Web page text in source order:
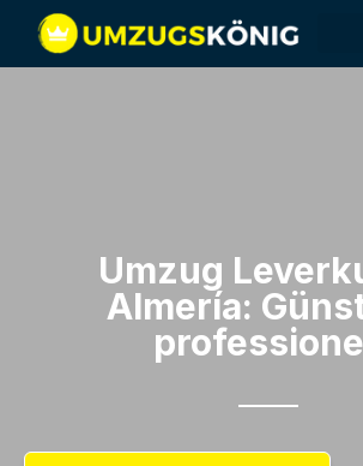
Umzug
Almería: